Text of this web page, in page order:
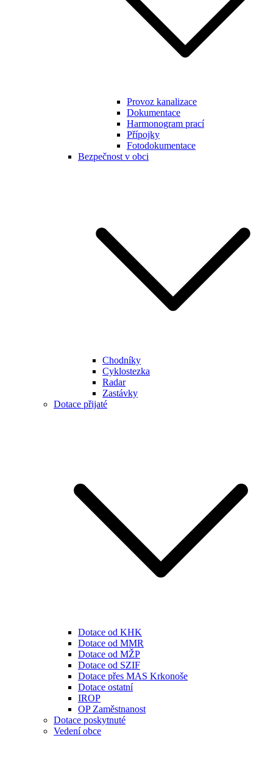
Provoz kanalizace
Dokumentace
Harmonogram prací
Přípojky
Fotodokumentace
Bezpečnost v obci
Chodníky
Cyklostezka
Radar
Zastávky
Dotace přijaté
Dotace od KHK
Dotace od MMR
Dotace od MŽP
Dotace od SZIF
Dotace přes MAS Krkonoše
Dotace ostatní
IROP
OP Zaměstnanost
Dotace poskytnuté
Vedení obce